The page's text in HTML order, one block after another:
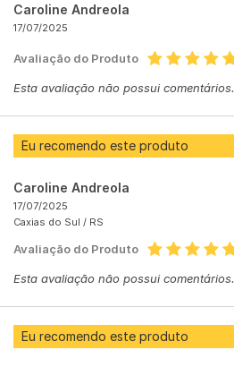
Caroline Andreola
17/07/2025
Avaliação do Produto
Esta avaliação não possui comentários.
Eu recomendo este produto
Caroline Andreola
17/07/2025
Caxias do Sul / RS
Avaliação do Produto
Esta avaliação não possui comentários.
Eu recomendo este produto